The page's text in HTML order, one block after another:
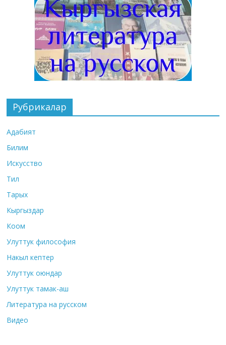
Рубрикалар
Адабият
Билим
Искусство
Тил
Тарых
Кыргыздар
Коом
Улуттук философия
Накыл кептер
Улуттук оюндар
Улуттук тамак-аш
Литература на русском
Видео